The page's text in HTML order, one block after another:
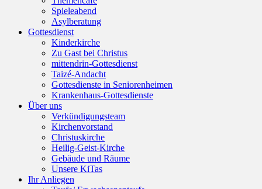
Spieleabend
Asylberatung
Gottesdienst
Kinderkirche
Zu Gast bei Christus
mittendrin-Gottesdienst
Taizé-Andacht
Gottesdienste in Seniorenheimen
Krankenhaus-Gottesdienste
Über uns
Verkündigungsteam
Kirchenvorstand
Christuskirche
Heilig-Geist-Kirche
Gebäude und Räume
Unsere KiTas
Ihr Anliegen